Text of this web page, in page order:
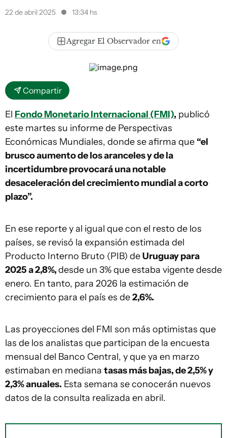
22 de abril 2025 13:34 hs
Agregar El Observador en
Compartir
El Fondo Monetario Internacional (FMI), publicó
este martes su informe de Perspectivas
Económicas Mundiales, donde se afirma que “el
brusco aumento de los aranceles y de la
incertidumbre provocará una notable
desaceleración del crecimiento mundial a corto
plazo”.
En ese reporte y al igual que con el resto de los
países, se revisó la expansión estimada del
Producto Interno Bruto (PIB) deUruguay para
2025 a 2,8%,desde un 3% que estaba vigente desde
enero. En tanto, para 2026 la estimación de
crecimiento para el país es de2,6%.
Las proyecciones del FMI son más optimistas que
las de los analistas que participan de la encuesta
mensual del Banco Central, y que ya en marzo
estimaban en mediana tasas más bajas, de 2,5% y
2,3% anuales. Esta semana se conocerán nuevos
datos de la consulta realizada en abril.